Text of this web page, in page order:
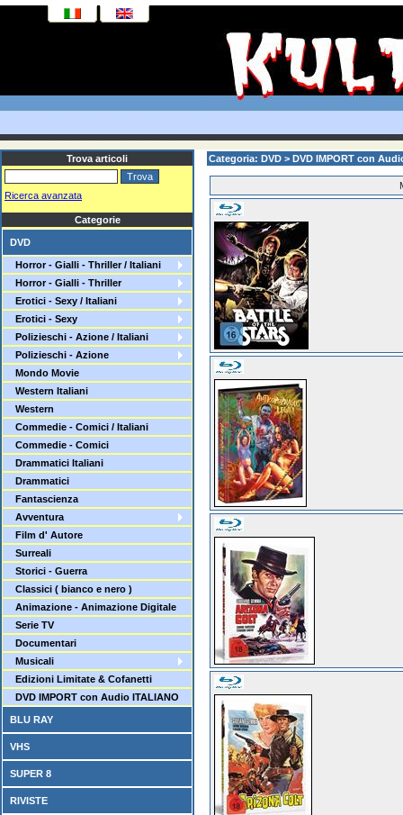
Trova articoli
Ricerca avanzata
Categorie
DVD
Horror - Gialli - Thriller / Italiani
Horror - Gialli - Thriller
Erotici - Sexy / Italiani
Erotici - Sexy
Polizieschi - Azione / Italiani
Polizieschi - Azione
Mondo Movie
Western Italiani
Western
Commedie - Comici / Italiani
Commedie - Comici
Drammatici Italiani
Drammatici
Fantascienza
Avventura
Film d' Autore
Surreali
Storici - Guerra
Classici ( bianco e nero )
Animazione - Animazione Digitale
Serie TV
Documentari
Musicali
Edizioni Limitate & Cofanetti
DVD IMPORT con Audio ITALIANO
BLU RAY
VHS
SUPER 8
RIVISTE
Categoria: DVD > DVD IMPORT con